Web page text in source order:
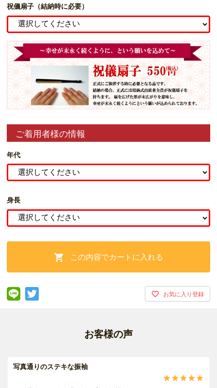
祝儀扇子（結納時に必要）
ご着用者様の情報
年代
身長
 この内容でカートに入れる
お客様の声
写真通りのステキな振袖
